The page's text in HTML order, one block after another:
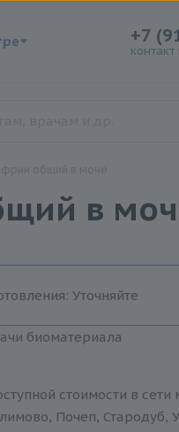
+7
в
Уточняйте
биоматериала
стоимости в сети
Почеп, Стародуб,